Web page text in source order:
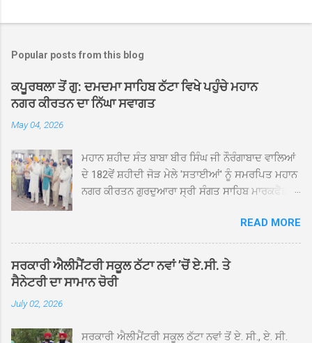
Popular posts from this blog
ਕਪੂਰਥਲਾ ਤੋਂ ਗੁ: ਦਮਦਮਾ ਸਾਹਿਬ ਠੱਟਾ ਵਿਖੇ ਪਹੁੰਚੇ ਮਹਾਨ
ਨਗਰ ਕੀਰਤਨ ਦਾ ਨਿੱਘਾ ਸਵਾਗਤ
May 04, 2026
ਮਹਾਨ ਸ਼ਹੀਦ ਸੰਤ ਬਾਬਾ ਬੀਰ ਸਿੰਘ ਜੀ ਨੌਰੰਗਾਬਾਦ ਵਾਲਿਆਂ
ਦੇ 182ਵੇਂ ਸ਼ਹੀਦੀ ਜੋੜ ਮੇਲੇ 'ਸਤਾਈਆਂ' ਨੂੰ ਸਮਰਪਿਤ ਮਹਾਨ
ਨਗਰ ਕੀਰਤਨ ਗੁਰਦੁਆਰਾ ਸ੍ਰੀ ਸੰਗਤ ਸਾਹਿਬ ਮਾਰਕਫੈੱਡ
ਸਰਪ੍ਰਸਤੀ ਹੇਠ, ਪੰਜ ਪਿਆਰਿਆਂ ਦੀ ਅਗਵਾਈ ਵਿੱਚ
ਮਹੱਲਾ ਸੰਤਪੁਰਾ ਤੋਂ ਪ੍ਰਾਰੰਭ ਹੋ ਕੇ ਪਿੰਡ ਭਗਤਪੁਰ,
ਭਗਵਾਨਪੁਰ, ਝੁੱਗੀਆਂ ਗੁਲਾਮ, ਮਜਾਦਪੁਰ, ਕੁੱਲੀਆਂ, ਰੱਤਾ ਨੌ
ਅਬਾਦ, ਕੋਲੀਆਂਵਾਲ, ਅੱਡਾ ਸਾਬੂਵਾਲ, ਦਰੀਏਵਾਲ,
READ MORE
ਸਰਕਾਰੀ ਐਲੀਮੈਂਟਰੀ ਸਕੂਲ ਠੱਟਾ ਨਵਾਂ ’ਚੋਂ ਏ.ਸੀ. ਤੇ
ਸੈਨੇਟਰੀ ਦਾ ਸਾਮਾਨ ਚੋਰੀ
July 02, 2026
ਸਰਕਾਰੀ ਐਲੀਮੈਂਟਰੀ ਸਕੂਲ ਠੱਟਾ ਨਵਾਂ ਤੋਂ ਏ. ਸੀ., ਏ. ਸੀ.